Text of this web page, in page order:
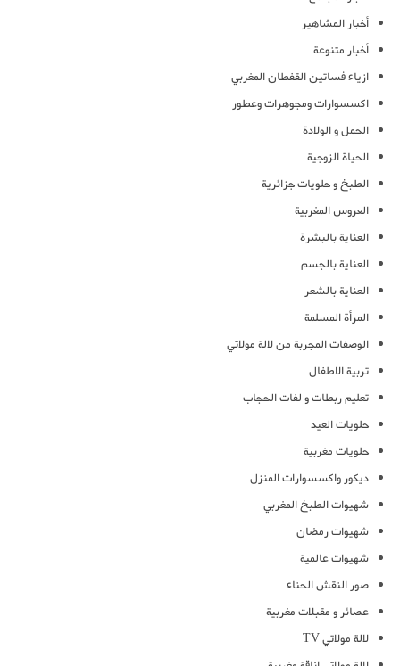
أخبار المشاهير
أخبار متنوعة
ازياء فساتين القفطان المغربي
اكسسوارات ومجوهرات وعطور
الحمل و الولادة
الحياة الزوجية
الطبخ و حلويات جزائرية
العروس المغربية
العناية بالبشرة
العناية بالجسم
العناية بالشعر
المرأة المسلمة
الوصفات المجربة من لالة مولاتي
تربية الاطفال
تعليم ربطات و لفات الحجاب
حلويات العيد
حلويات مغربية
ديكور واكسسوارات المنزل
شهيوات الطبخ المغربي
شهيوات رمضان
شهيوات عالمية
صور النقش الحناء
عصائر و مقبلات مغربية
لالة مولاتي TV